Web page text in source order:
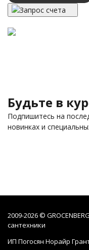
Запрос счета
Будьте в
Подпишитесь на
новинках и
2009-2026 ©
сантехники
ИП Погосян Норайр